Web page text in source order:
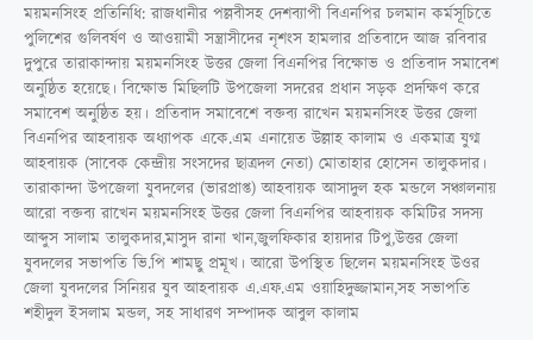
ময়মনসিংহ প্রতিনিধি: রাজধানীর পল্লবীসহ দেশব্যাপী বিএনপির চলমান কর্মসূচিতে
পুলিশের গুলিবর্ষণ ও আওয়ামী সন্ত্রাসীদের নৃশংস হামলার প্রতিবাদে আজ রবিবার
দুপুরে তারাকান্দায় ময়মনসিংহ উত্তর জেলা বিএনপির বিক্ষোভ ও প্রতিবাদ সমাবেশ
অনুষ্ঠিত হয়েছে। বিক্ষোভ মিছিলটি উপজেলা সদরের প্রধান সড়ক প্রদক্ষিণ করে
সমাবেশ অনুষ্ঠিত হয়। প্রতিবাদ সমাবেশে বক্তব্য রাখেন ময়মনসিংহ উত্তর জেলা
বিএনপির আহবায়ক অধ্যাপক একে.এম এনায়েত উল্লাহ কালাম ও একমাত্র যুগ্ম
আহবায়ক (সাবেক কেন্দ্রীয় সংসদের ছাত্রদল নেতা) মোতাহার হোসেন তালুকদার।
তারাকান্দা উপজেলা যুবদলের (ভারপ্রাপ্ত) আহবায়ক আসাদুল হক মন্ডলে সঞ্চালনায়
আরো বক্তব্য রাখেন ময়মনসিংহ উত্তর জেলা বিএনপির আহবায়ক কমিটির সদস্য
আব্দুস সালাম তালুকদার,মাসুদ রানা খান,জুলফিকার হায়দার টিপু,উত্তর জেলা
যুবদলের সভাপতি ভি.পি শামছু প্রমূখ। আরো উপস্থিত ছিলেন ময়মনসিংহ উওর
জেলা যুবদলের সিনিয়র যুব আহবায়ক এ.এফ.এম ওয়াহিদুজ্জামান,সহ সভাপতি
শহীদুল ইসলাম মন্ডল, সহ সাধারণ সম্পাদক আবুল কালাম